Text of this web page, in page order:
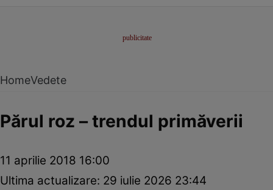
HomeVedete
Părul roz – trendul primăverii
11 aprilie 2018 16:00
Ultima actualizare: 29 iulie 2026 23:44